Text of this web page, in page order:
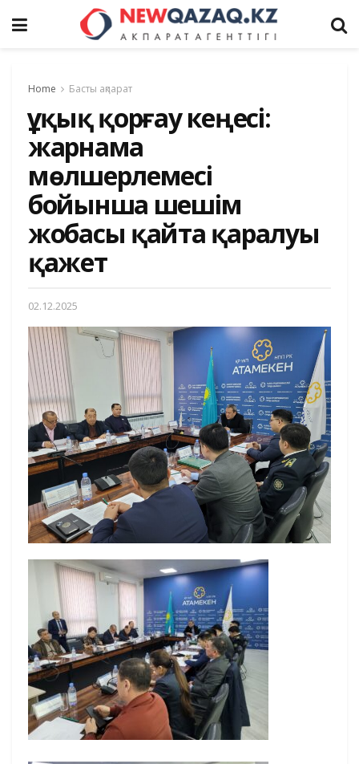
Home Басты ақпарат
Құқық қорғау кеңесі:
жарнама
мөлшерлемесі
бойынша шешім
жобасы қайта қаралуы
қажет
02.12.2025